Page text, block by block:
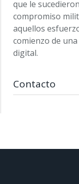
que le
compromiso
aquellos
comienzo de
digital.
Contacto